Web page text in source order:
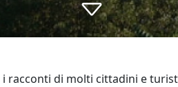
i racconti di molti cittadini e